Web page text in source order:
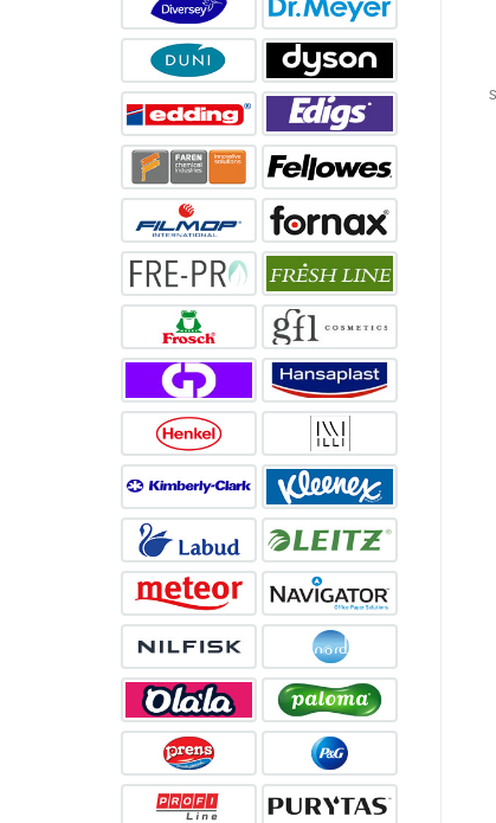
SREDSTVA ZA ČIŠĆENJE
SPREJ ZA MONITOR
Fellowes
3,23€
DODAJ U
KOŠARICU
KUĆANSKI PROGRAM
DOMINOL CLASSIC
EMULZIJA ZA
PODOVE 1L
3,77€
DODAJ U